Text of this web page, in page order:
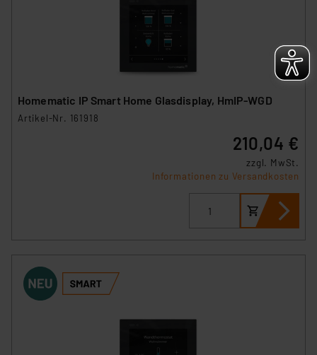
Homematic IP Smart Home Glasdisplay, HmIP-WGD
Artikel-Nr. 161918
210,04 €
zzgl. MwSt.
Informationen zu Versandkosten